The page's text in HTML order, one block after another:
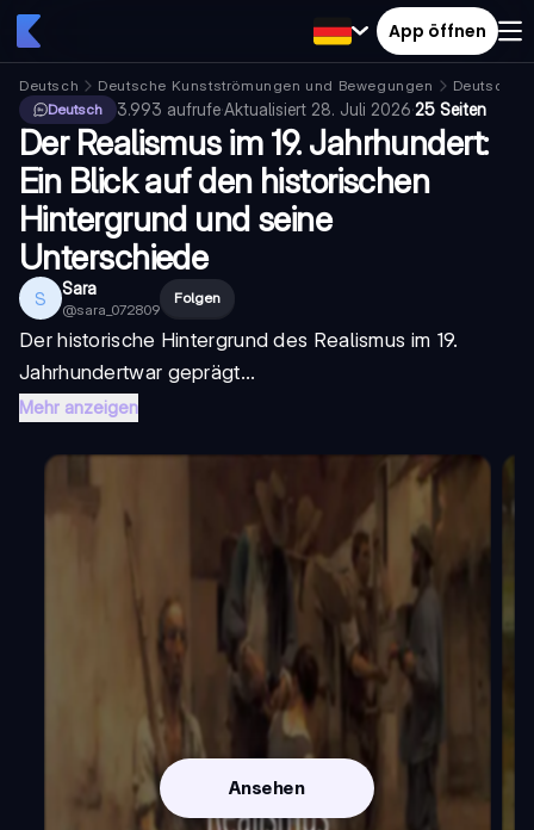
App öffnen
Deutsch Deutsche Kunstströmungen und Bewegungen
Deutscher
Deutsch
3.993 aufrufe·Aktualisiert 28. Juli 2026·25 Seiten
Der Realismus im 19. Jahrhundert:
Ein Blick auf den historischen
Hintergrund und seine
Unterschiede
S Sara
@sara_072809
Folgen
Derhistorische Hintergrund des Realismus im 19.
Jahrhundertwar geprägt...
Mehr anzeigen
Ansehen